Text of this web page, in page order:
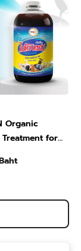
Organic
for
1 Liter